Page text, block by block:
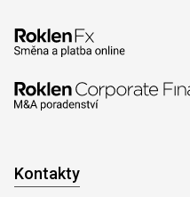
Kontakty